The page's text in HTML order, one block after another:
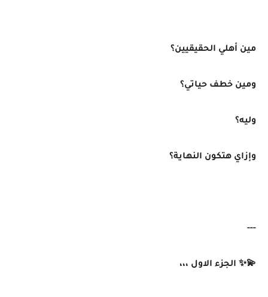
مين أهلي الحقيقيين؟
ومين خطف حياتي؟
وليه؟
وإزاي هتكون النهاية؟
---
💫✨ الجزء الاول ،،،